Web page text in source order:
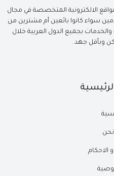
الالكترونية المتخصصة في مجال
سواء كانوا بائعين أم مشترين من
بجميع الدول العربية خلال
وبأقل جهد .
الاحكام